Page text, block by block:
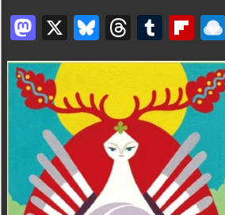
M
a
st
o
d
o
n
X
Bl
u
s
k
y
T
hr
a
d
s
T
u
m
bl
r
Fl
ip
b
o
ar
d